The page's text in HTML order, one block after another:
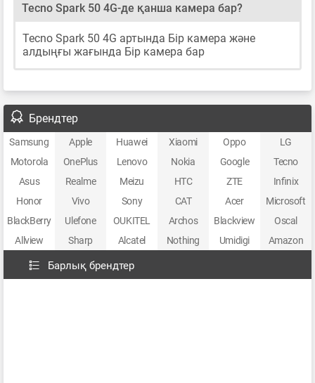
Tecno Spark 50 4G-де қанша камера бар?
Tecno Spark 50 4G артында Бір камера және
алдыңғы жағында Бір камера бар
Брендтер
Samsung Apple Huawei Xiaomi Oppo
LG
Motorola
OnePlus Lenovo Nokia Google
Tecno
Asus
Realme Meizu HTC ZTE
Infinix
Honor
Vivo Sony CAT Acer
Microsoft
BlackBerry
Ulefone OUKITEL Archos Blackview
Oscal
Allview
Sharp Alcatel Nothing Umidigi Amazon
Барлық брендтер